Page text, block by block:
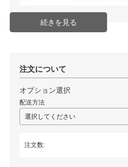
配送方法
メーカー直送品
注文について
オプション選択
配送方法
注文数: